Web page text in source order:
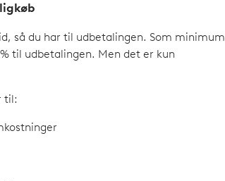
så du har til udbetalingen. Som minimum
til udbetalingen. Men det er kun
til: